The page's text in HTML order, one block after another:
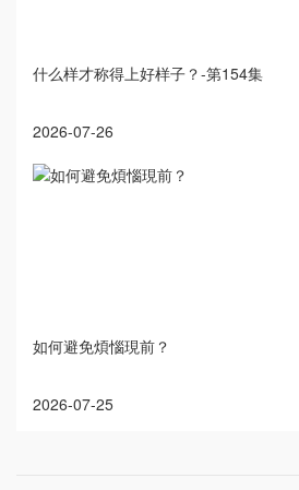
什么样才称得上好样子？-第154集
2026-07-26
如何避免煩惱現前？
2026-07-25